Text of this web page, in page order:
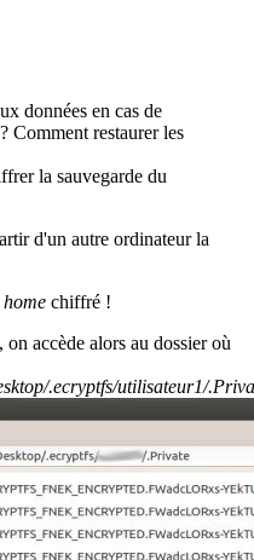
données en cas de
Comment restaurer les
la sauvegarde du
d'un autre ordinateur la
home chiffré !
accède alors au dossier où
.ecryptfs/utilisateur1/